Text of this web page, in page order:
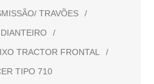
TRAVÕES
/
/
TRACTOR FRONTAL
/
TIPO 710